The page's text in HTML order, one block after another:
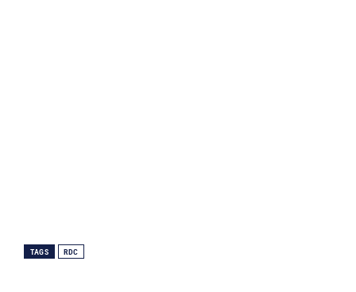
TAGS RDC